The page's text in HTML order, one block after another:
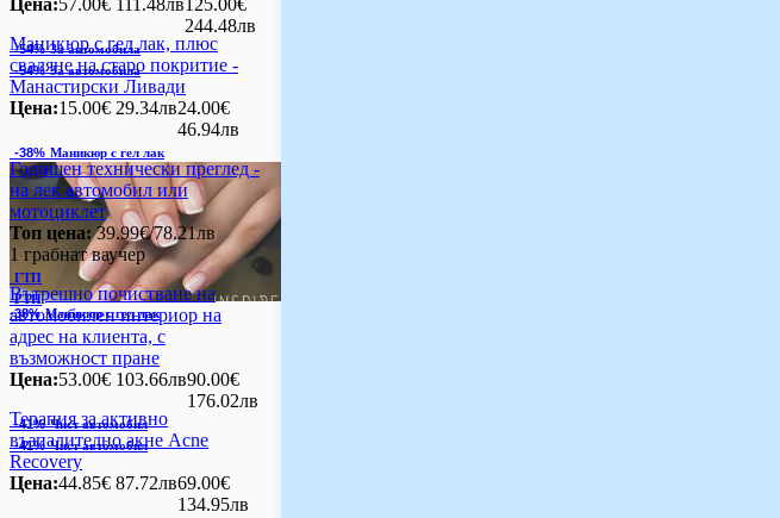
244.48лв
-54% За автомобила
-54% За автомобила
Маникюр с гел лак, плюс
сваляне на старо покритие -
Манастирски Ливади
Цена:15.00€ 29.34лв24.00€
46.94лв
-38% Маникюр с гел лак
-38% Маникюр с гел лак
Годишен технически преглед -
на лек автомобил или
мотоциклет
Топ цена: 39.99€/78.21лв
1 грабнат ваучер
ГТП
ГТП
Вътрешно почистване на
автомобилен интериор на
адрес на клиента, с
възможност пране
Цена:53.00€ 103.66лв90.00€
176.02лв
-41% Чист автомобил
-41% Чист автомобил
Терапия за активно
възпалително акне Acne
Recovery
Цена:44.85€ 87.72лв69.00€
134.95лв